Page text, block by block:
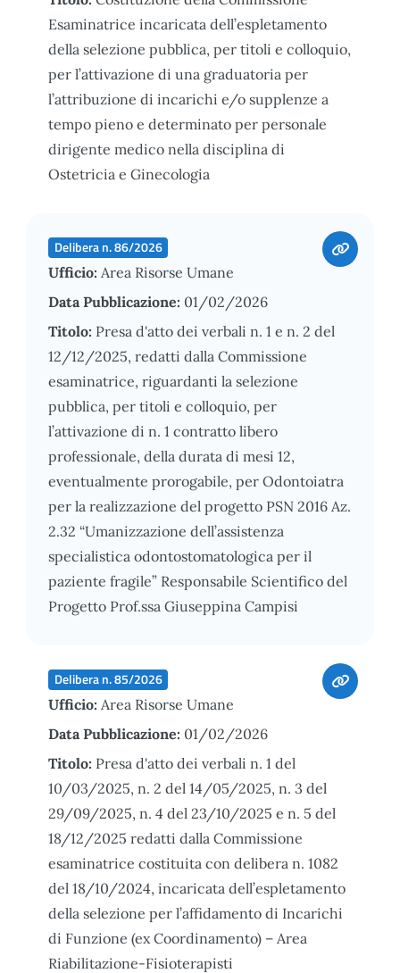
Esaminatrice incaricata dell’espletamento
della selezione pubblica, per titoli e colloquio,
per l’attivazione di una graduatoria per
l’attribuzione di incarichi e/o supplenze a
tempo pieno e determinato per personale
dirigente medico nella disciplina di
Ostetricia e Ginecologia
Delibera n. 86/2026
Ufficio: Area Risorse Umane
Data Pubblicazione: 01/02/2026
Titolo: Presa d'atto dei verbali n. 1 e n. 2 del
12/12/2025, redatti dalla Commissione
esaminatrice, riguardanti la selezione
pubblica, per titoli e colloquio, per
l’attivazione di n. 1 contratto libero
professionale, della durata di mesi 12,
eventualmente prorogabile, per Odontoiatra
per la realizzazione del progetto PSN 2016 Az.
2.32 “Umanizzazione dell’assistenza
specialistica odontostomatologica per il
paziente fragile” Responsabile Scientifico del
Progetto Prof.ssa Giuseppina Campisi
Delibera n. 85/2026
Ufficio: Area Risorse Umane
Data Pubblicazione: 01/02/2026
Titolo: Presa d'atto dei verbali n. 1 del
10/03/2025, n. 2 del 14/05/2025, n. 3 del
29/09/2025, n. 4 del 23/10/2025 e n. 5 del
18/12/2025 redatti dalla Commissione
esaminatrice costituita con delibera n. 1082
del 18/10/2024, incaricata dell’espletamento
della selezione per l’affidamento di Incarichi
di Funzione (ex Coordinamento) – Area
Riabilitazione-Fisioterapisti